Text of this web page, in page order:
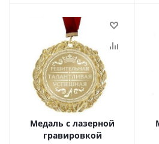
Медаль с лазерной
гравировкой